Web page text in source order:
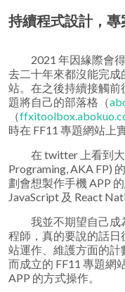
持續程式設計，
2021 年因緣際會得
去二十年來都沒能完
站。在之後持續接觸
題將自己的部落格（
（
時在 FF11 專題網站上
在 twitter 上看到大
Programing, AKA FP)
劃會想製作手機 APP
JavaScript 及 React
我並不期望自己成
程師，真的要說的話日
站運作、維護方面的
而成立的 FF11 專題網
APP 的方式操作。